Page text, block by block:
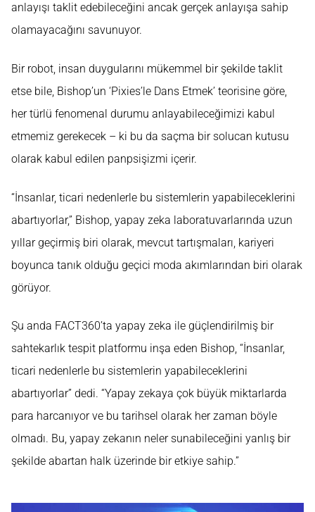
anlayışı taklit edebileceğini ancak gerçek anlayışa sahip
olamayacağını savunuyor.
Bir robot, insan duygularını mükemmel bir şekilde taklit
etse bile, Bishop’un ‘Pixies’le Dans Etmek’ teorisine göre,
her türlü fenomenal durumu anlayabileceğimizi kabul
etmemiz gerekecek – ki bu da saçma bir solucan kutusu
olarak kabul edilen panpsişizmi içerir.
“İnsanlar, ticari nedenlerle bu sistemlerin yapabileceklerini
abartıyorlar,” Bishop, yapay zeka laboratuvarlarında uzun
yıllar geçirmiş biri olarak, mevcut tartışmaları, kariyeri
boyunca tanık olduğu geçici moda akımlarından biri olarak
görüyor.
Şu anda FACT360’ta yapay zeka ile güçlendirilmiş bir
sahtekarlık tespit platformu inşa eden Bishop, “İnsanlar,
ticari nedenlerle bu sistemlerin yapabileceklerini
abartıyorlar” dedi. “Yapay zekaya çok büyük miktarlarda
para harcanıyor ve bu tarihsel olarak her zaman böyle
olmadı. Bu, yapay zekanın neler sunabileceğini yanlış bir
şekilde abartan halk üzerinde bir etkiye sahip.”